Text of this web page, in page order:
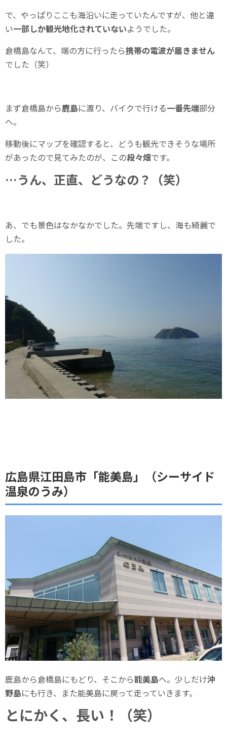
で、やっぱりここも海沿いに走っていたんですが、他と違
い一部しか観光地化されていないようでした。
倉橋島なんて、端の方に行ったら携帯の電波が届きません
でした（笑）
まず倉橋島から鹿島に渡り、バイクで行ける一番先端部分
へ。
移動後にマップを確認すると、どうも観光できそうな場所
があったので見てみたのが、この段々畑です。
…うん、正直、どうなの？（笑）
あ、でも景色はなかなかでした。先端ですし、海も綺麗で
した。
広島県江田島市「能美島」（シーサイド
温泉のうみ）
鹿島から倉橋島にもどり、そこから能美島へ。少しだけ沖
野島にも行き、また能美島に戻って走っていきます。
とにかく、長い！（笑）